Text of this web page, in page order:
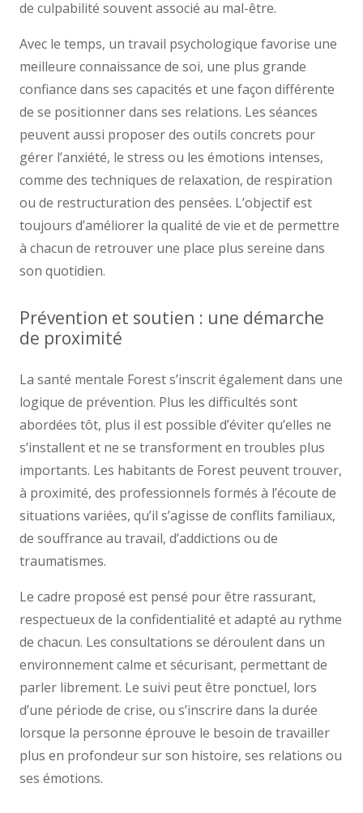
de culpabilité souvent associé au mal-être.
Avec le temps, un travail psychologique favorise une
meilleure connaissance de soi, une plus grande
confiance dans ses capacités et une façon différente
de se positionner dans ses relations. Les séances
peuvent aussi proposer des outils concrets pour
gérer l’anxiété, le stress ou les émotions intenses,
comme des techniques de relaxation, de respiration
ou de restructuration des pensées. L’objectif est
toujours d’améliorer la qualité de vie et de permettre
à chacun de retrouver une place plus sereine dans
son quotidien.
Prévention et soutien : une démarche
de proximité
La santé mentale Forest s’inscrit également dans une
logique de prévention. Plus les difficultés sont
abordées tôt, plus il est possible d’éviter qu’elles ne
s’installent et ne se transforment en troubles plus
importants. Les habitants de Forest peuvent trouver,
à proximité, des professionnels formés à l’écoute de
situations variées, qu’il s’agisse de conflits familiaux,
de souffrance au travail, d’addictions ou de
traumatismes.
Le cadre proposé est pensé pour être rassurant,
respectueux de la confidentialité et adapté au rythme
de chacun. Les consultations se déroulent dans un
environnement calme et sécurisant, permettant de
parler librement. Le suivi peut être ponctuel, lors
d’une période de crise, ou s’inscrire dans la durée
lorsque la personne éprouve le besoin de travailler
plus en profondeur sur son histoire, ses relations ou
ses émotions.